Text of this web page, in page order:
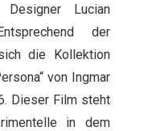
Lucian
der
die Kollektion
von Ingmar
Dieser Film steht
in dem